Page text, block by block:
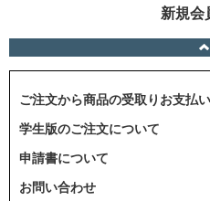
新規会
ご注文から商品の受取りお支払
学生版のご注文について
申請書について
お問い合わせ